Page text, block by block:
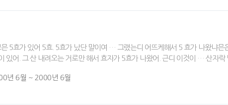
5효가 있어 5효. 5효가 났단 말이여 … 그랬는디 어뜨케해서 5 효가 나왔냐믄
있어. 그 산 내려오는 거로만 해서 효자가 5효가 나왔어. 근디 이것이 … 산자
년 6월 ~ 2000년 6월